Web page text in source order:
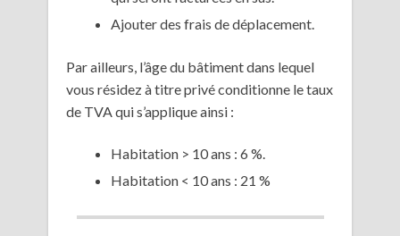
Ajouter des frais de déplacement.
Par ailleurs, l’âge du bâtiment dans lequel
vous résidez à titre privé conditionne le taux
de TVA qui s’applique ainsi :
Habitation > 10 ans : 6 %.
Habitation < 10 ans : 21 %